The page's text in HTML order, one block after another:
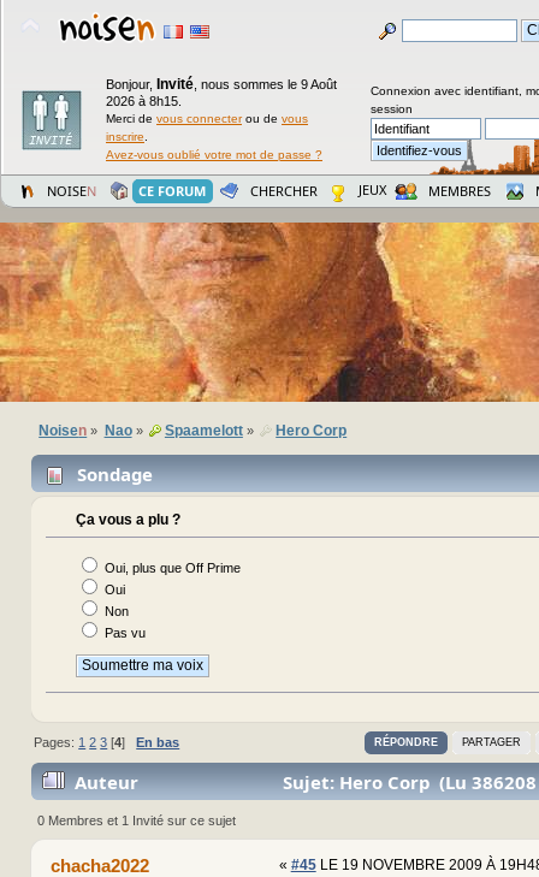
Bonjour, Invité nous sommes le 9 Août
2026 à 8h15.
Merci de vous connecterou de vous
inscrire
Avez-vous oublié votre mot de passe ?
Connexion avec identifiant,
session
NOISEN CE FORUM CHERCHER JEUX MEMBRES
Noisen » Nao» Spaamelott» Hero Corp
Sondage
Ça vous a plu ?
Oui, plus que Off Prime
Oui
Non
Pas vu
RÉPONDRE PARTAGER
Pages: 1 2 3 [4]En bas
Auteur Sujet: Hero Corp (Lu
0 Membres et 1 Invité sur ce sujet
chacha2022 « #45LE 19 NOVEMBRE 2009 À